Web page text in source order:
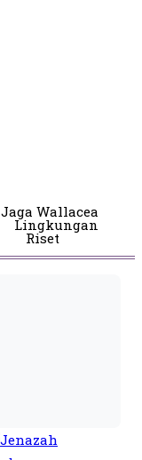
Jaga Wallacea
Lingkungan
Riset